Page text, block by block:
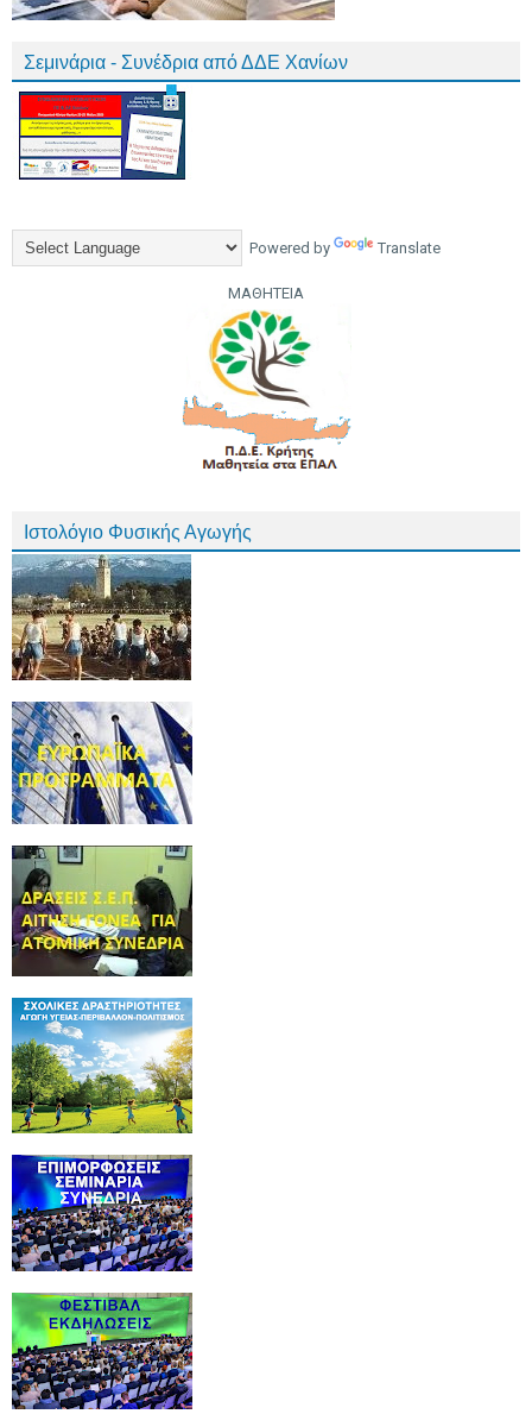
Σεμινάρια - Συνέδρια από ΔΔΕ Χανίων
Powered by Translate
ΜΑΘΗΤΕΙΑ
Ιστολόγιο Φυσικής Αγωγής